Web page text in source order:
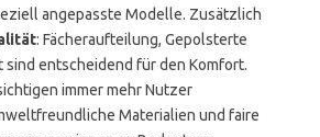
angepasste Modelle. Zusätzlich
: Fächeraufteilung, Gepolsterte
sind entscheidend für den Komfort.
immer mehr Nutzer
Materialien und faire